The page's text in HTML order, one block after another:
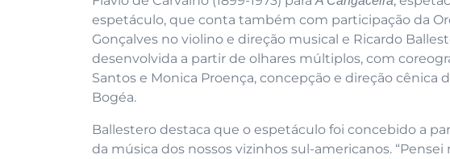
espetáculo, que conta também com participação da
Gonçalves no violino e direção musical e Ricardo
desenvolvida a partir de olhares múltiplos, com
Santos e Monica Proença, concepção e direção cênica
Bogéa.
Ballestero destaca que o espetáculo foi concebido a
da música dos nossos vizinhos sul-americanos.